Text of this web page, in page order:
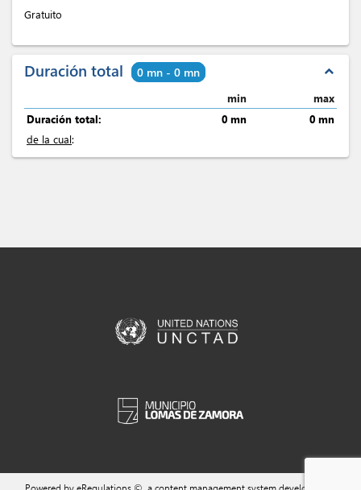
Gratuito
Duración total 0 mn - 0 mn expand_less
min
max
Duración total:
0 mn
0 mn
de la cual: